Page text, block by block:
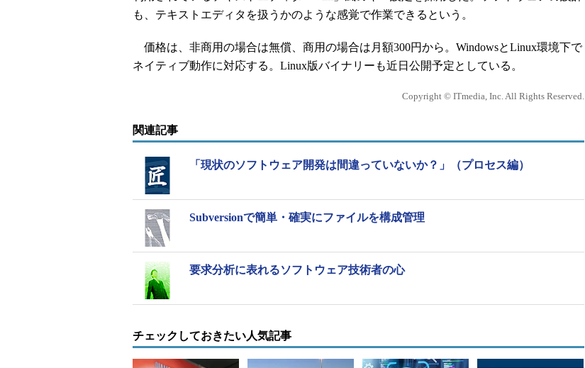
も、テキストエディタを扱うかのような感覚で作業できるという。
価格は、非商用の場合は無償、商用の場合は月額300円から。WindowsとLinux環境下で
ネイティブ動作に対応する。Linux版バイナリーも近日公開予定としている。
Copyright © ITmedia, Inc. All Rights Reserved.
関連記事
「現状のソフトウェア開発は間違っていないか？」（プロセス編）
Subversionで簡単・確実にファイルを構成管理
要求分析に表れるソフトウェア技術者の心
チェックしておきたい人気記事